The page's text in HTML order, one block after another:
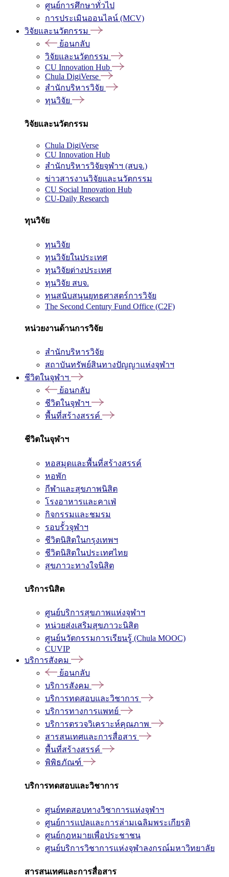
ศูนย์การศึกษาทั่วไป
การประเมินออนไลน์ (MCV)
วิจัยและนวัตกรรม
ย้อนกลับ
วิจัยและนวัตกรรม
CU Innovation Hub
Chula DigiVerse
สำนักบริหารวิจัย
ทุนวิจัย
วิจัยและนวัตกรรม
Chula DigiVerse
CU Innovation Hub
สำนักบริหารวิจัยจุฬาฯ (สบจ.)
ข่าวสารงานวิจัยและนวัตกรรม
CU Social Innovation Hub
CU-Daily Research
ทุนวิจัย
ทุนวิจัย
ทุนวิจัยในประเทศ
ทุนวิจัยต่างประเทศ
ทุนวิจัย สบจ.
ทุนสนับสนุนยุทธศาสตร์การวิจัย
The Second Century Fund Office (C2F)
หน่วยงานด้านการวิจัย
สำนักบริหารวิจัย
สถาบันทรัพย์สินทางปัญญาแห่งจุฬาฯ
ชีวิตในจุฬาฯ
ย้อนกลับ
ชีวิตในจุฬาฯ
พื้นที่สร้างสรรค์
ชีวิตในจุฬาฯ
หอสมุดและพื้นที่สร้างสรรค์
หอพัก
กีฬาและสุขภาพนิสิต
โรงอาหารและคาเฟ่
กิจกรรมและชมรม
รอบรั้วจุฬาฯ
ชีวิตนิสิตในกรุงเทพฯ
ชีวิตนิสิตในประเทศไทย
สุขภาวะทางใจนิสิต
บริการนิสิต
ศูนย์บริการสุขภาพแห่งจุฬาฯ
หน่วยส่งเสริมสุขภาวะนิสิต
ศูนย์นวัตกรรมการเรียนรู้ (Chula MOOC)
CUVIP
บริการสังคม
ย้อนกลับ
บริการสังคม
บริการทดสอบและวิชาการ
บริการทางการแพทย์
บริการตรวจวิเคราะห์คุณภาพ
สารสนเทศและการสื่อสาร
พื้นที่สร้างสรรค์
พิพิธภัณฑ์
บริการทดสอบและวิชาการ
ศูนย์ทดสอบทางวิชาการแห่งจุฬาฯ
ศูนย์การแปลและการล่ามเฉลิมพระเกียรติ
ศูนย์กฎหมายเพื่อประชาชน
ศูนย์บริการวิชาการแห่งจุฬาลงกรณ์มหาวิทยาลัย
สารสนเทศและการสื่อสาร